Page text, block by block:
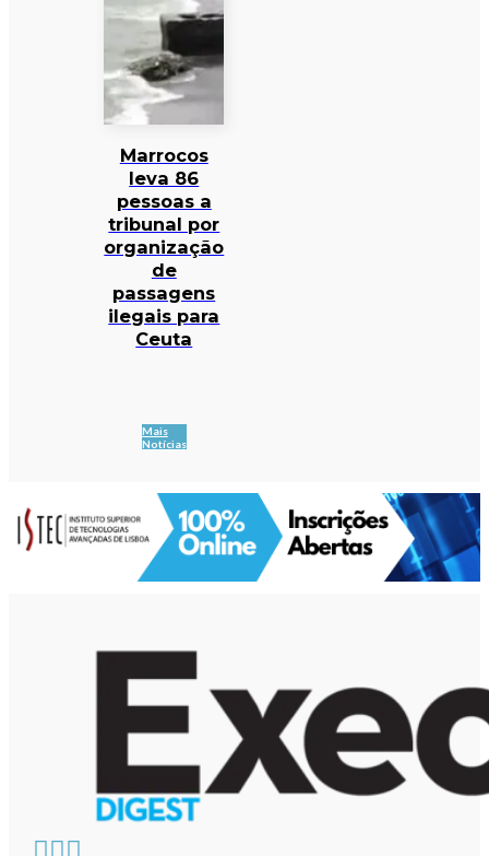
Marrocos
leva 86
pessoas a
tribunal por
organização
de
passagens
ilegais para
Ceuta
Mais
Notícias